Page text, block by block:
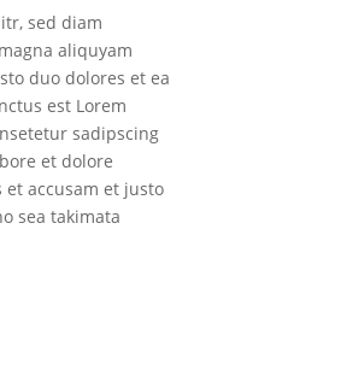
sed diam
aliquyam
duo dolores et ea
est Lorem
sadipscing
et dolore
et accusam et justo
sea takimata